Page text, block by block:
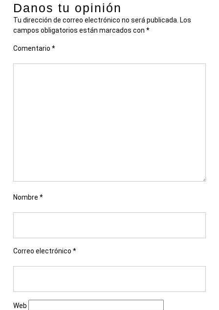
Danos tu opinión
Tu dirección de correo electrónico no será publicada. Los
campos obligatorios están marcados con *
Comentario *
Nombre *
Correo electrónico *
Web